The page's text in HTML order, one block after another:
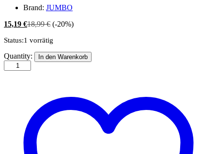
Brand: JUMBO
15,19 €18,99€ (-20%)
Status:1 vorrätig
Greetings
from
Rome
Quantity: In den Warenkorb